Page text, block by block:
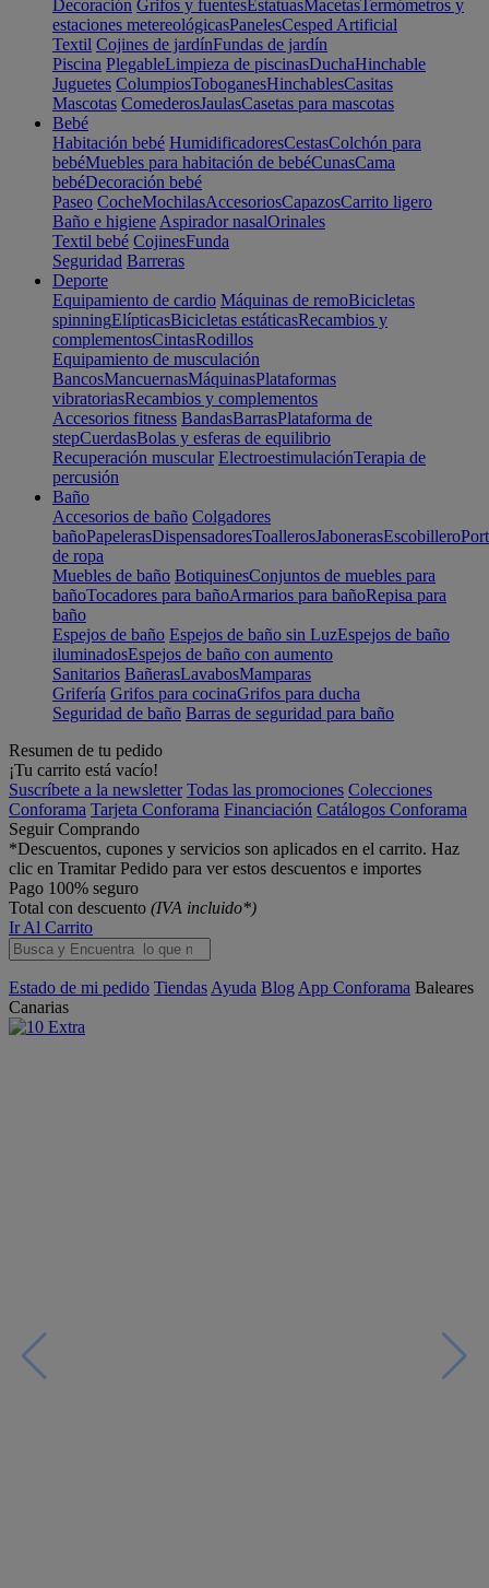
Decoración Grifos y fuentesEstatuasMacetasTermómetros y
estaciones metereológicasPanelesCesped Artificial
Textil Cojines de jardínFundas de jardín
Piscina PlegableLimpieza de piscinasDuchaHinchable
Juguetes ColumpiosToboganesHinchablesCasitas
Mascotas ComederosJaulasCasetas para mascotas
Bebé
Habitación bebé HumidificadoresCestasColchón para
bebéMuebles para habitación de bebéCunasCama
bebéDecoración bebé
Paseo CocheMochilasAccesoriosCapazosCarrito ligero
Baño e higiene Aspirador nasalOrinales
Textil bebé CojinesFunda
Seguridad Barreras
Deporte
Equipamiento de cardio Máquinas de remoBicicletas
spinningElípticasBicicletas estáticasRecambios y
complementosCintasRodillos
Equipamiento de musculación
BancosMancuernasMáquinasPlataformas
vibratoriasRecambios y complementos
Accesorios fitness BandasBarrasPlataforma de
stepCuerdasBolas y esferas de equilibrio
Recuperación muscular ElectroestimulaciónTerapia de
percusión
Baño
Accesorios de baño Colgadores
bañoPapelerasDispensadoresToallerosJabonerasEscobillero
de ropa
Muebles de baño BotiquinesConjuntos de muebles para
bañoTocadores para bañoArmarios para bañoRepisa para
baño
Espejos de baño Espejos de baño sin LuzEspejos de baño
iluminadosEspejos de baño con aumento
Sanitarios BañerasLavabosMamparas
Grifería Grifos para cocinaGrifos para ducha
Seguridad de baño Barras de seguridad para baño
Resumen de tu pedido
¡Tu carrito está vacío!
Suscríbete a la newsletter Todas las promociones Colecciones
Conforama Tarjeta Conforama Financiación Catálogos Conforama
Seguir Comprando
*Descuentos, cupones y servicios son aplicados en el carrito. Haz
clic en Tramitar Pedido para ver estos descuentos e importes
Pago 100% seguro
Total con descuento (IVA incluido*)
Ir Al Carrito
Estado de mi pedido Tiendas Ayuda Blog App Conforama Baleares
Canarias